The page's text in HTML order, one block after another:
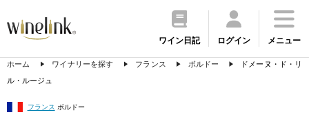
ワイン日記 ログイン メニュー
ホーム ワイナリーを探す フランス ボルドー
ドメーヌ・ド・リ
ル・ルージュ
フランス ボルドー